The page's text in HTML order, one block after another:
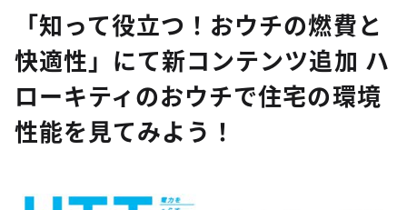
「知って役立つ！おウチの燃費と
快適性」にて新コンテンツ追加 ハ
ローキティのおウチで住宅の環境
性能を見てみよう！